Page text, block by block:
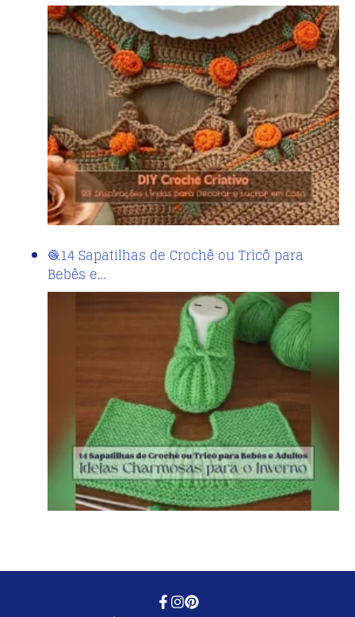
🧶14 Sapatilhas de Crochê ou Tricô para
Bebês e…